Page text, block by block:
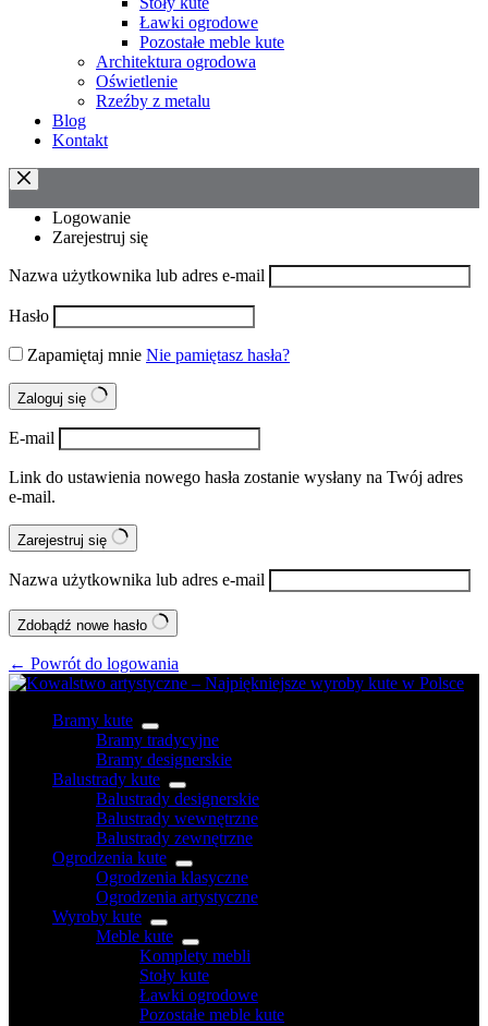
Ławki ogrodowe
Pozostałe meble kute
Architektura ogrodowa
Oświetlenie
Rzeźby z metalu
Blog
Kontakt
Logowanie
Zarejestruj się
Nazwa użytkownika lub adres e-mail
Hasło
Zapamiętaj mnie Nie pamiętasz hasła?
Zaloguj się
E-mail
Link do ustawienia nowego hasła zostanie wysłany na Twój adres
e-mail.
Zarejestruj się
Nazwa użytkownika lub adres e-mail
Zdobądź nowe hasło
← Powrót do logowania
Bramy kute
Bramy tradycyjne
Bramy designerskie
Balustrady kute
Balustrady designerskie
Balustrady wewnętrzne
Balustrady zewnętrzne
Ogrodzenia kute
Ogrodzenia klasyczne
Ogrodzenia artystyczne
Wyroby kute
Meble kute
Komplety mebli
Stoły kute
Ławki ogrodowe
Pozostałe meble kute